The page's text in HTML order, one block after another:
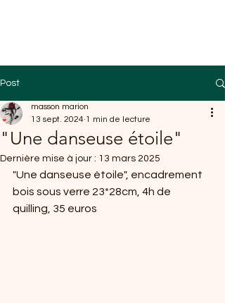
Post
"Une danseuse étoile"
masson marion
13 sept. 2024 1 min de lecture
Dernière mise à jour : 13 mars 2025
"Une danseuse étoile", encadrement
bois sous verre 23*28cm, 4h de
quilling, 35 euros